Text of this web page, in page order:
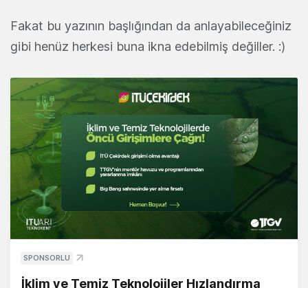
Fakat bu yazının başlığından da anlayabileceğiniz
gibi henüz herkesi buna ikna edebilmiş değiller. :)
SPONSORLU
İklim ve Temiz Teknolojiler Hızlandırma